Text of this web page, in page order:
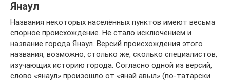
Янаул
Названия некоторых населённых пунктов имеют весьма
спорное происхождение. Не стало исключением и
название города Янаул. Версий происхождения этого
названия, возможно, столько же, сколько специалистов,
изучающих историю города. Согласно одной из версий,
слово «янаул» произошло от «янай авыл» (по-татарски